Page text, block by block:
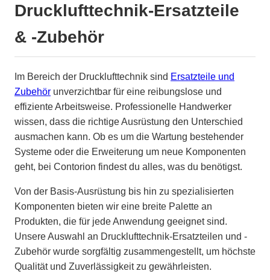
Drucklufttechnik-Ersatzteile
& -Zubehör
Im Bereich der Drucklufttechnik sind Ersatzteile und
Zubehör unverzichtbar für eine reibungslose und
effiziente Arbeitsweise. Professionelle Handwerker
wissen, dass die richtige Ausrüstung den Unterschied
ausmachen kann. Ob es um die Wartung bestehender
Systeme oder die Erweiterung um neue Komponenten
geht, bei Contorion findest du alles, was du benötigst.
Von der Basis-Ausrüstung bis hin zu spezialisierten
Komponenten bieten wir eine breite Palette an
Produkten, die für jede Anwendung geeignet sind.
Unsere Auswahl an Drucklufttechnik-Ersatzteilen und -
Zubehör wurde sorgfältig zusammengestellt, um höchste
Qualität und Zuverlässigkeit zu gewährleisten.